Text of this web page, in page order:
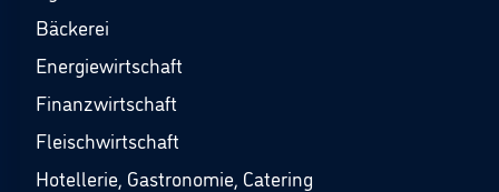
Bäckerei
Energiewirtschaft
Finanzwirtschaft
Fleischwirtschaft
Hotellerie, Gastronomie, Catering